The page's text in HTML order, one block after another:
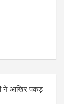
ने आखिर पकड़